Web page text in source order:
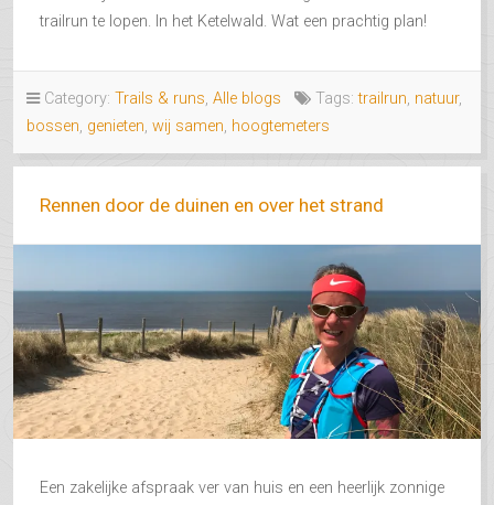
trailrun te lopen. In het Ketelwald. Wat een prachtig plan!
Category: Trails & runs, Alle blogs Tags:trailrun, natuur,
bossen, genieten, wij samen, hoogtemeters
Rennen door de duinen en over het strand
Een zakelijke afspraak ver van huis en een heerlijk zonnige